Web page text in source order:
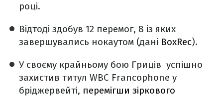
році.
Відтоді здобув 12 перемог, 8 із яких
завершувались нокаутом (дані BoxRec).
У своєму крайньому бою Гриців успішно
захистив титул WBC Francophone у
бріджервейті, перемігши зіркового